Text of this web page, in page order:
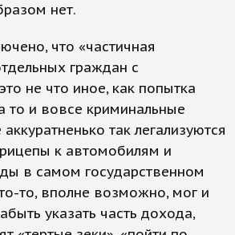
нет.
что «частичная
граждан с
не что иное, как попытка
то и вовсе криминальные
так легализуются
к автомобилям и
в самом государственном
то, вполне возможно, мог и
указать часть дохода,